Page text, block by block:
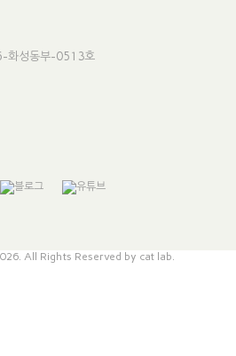
화성동부-0513호
All Rights Reserved by cat lab.